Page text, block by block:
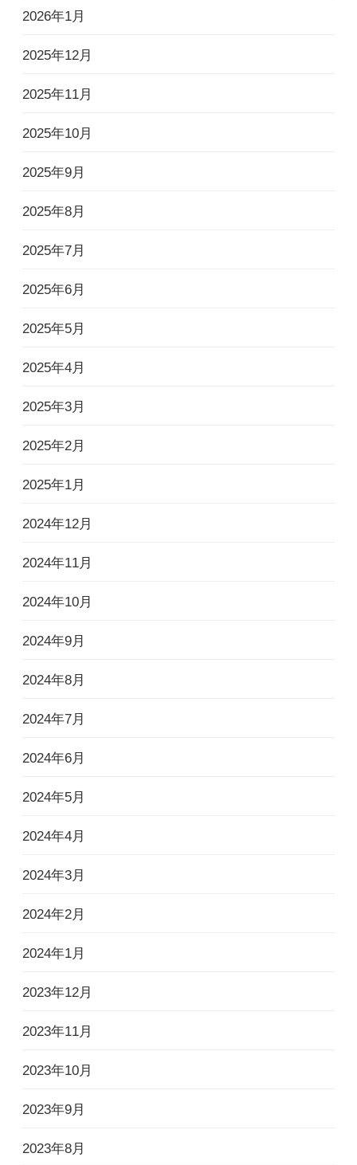
2026年1月
2025年12月
2025年11月
2025年10月
2025年9月
2025年8月
2025年7月
2025年6月
2025年5月
2025年4月
2025年3月
2025年2月
2025年1月
2024年12月
2024年11月
2024年10月
2024年9月
2024年8月
2024年7月
2024年6月
2024年5月
2024年4月
2024年3月
2024年2月
2024年1月
2023年12月
2023年11月
2023年10月
2023年9月
2023年8月